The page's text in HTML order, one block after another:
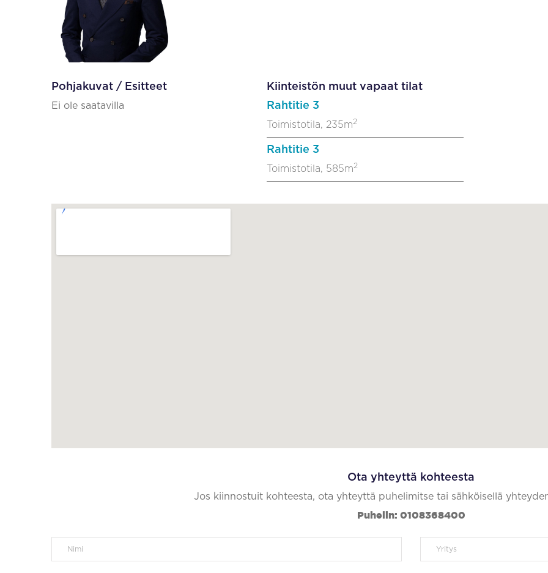
Pohjakuvat / Esitteet
Ei ole saatavilla
Kiinteistön muut vapaat tilat
Rahtitie 3
Toimistotila, 235m2
Rahtitie 3
Toimistotila, 585m2
Ota yhteyttä kohteesta
Jos kiinnostuit kohteesta, ota yhteyttä puhelimitse tai sähköisellä
Puhelin: 0108368400